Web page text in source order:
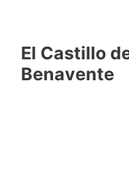
El Castillo
Benavente